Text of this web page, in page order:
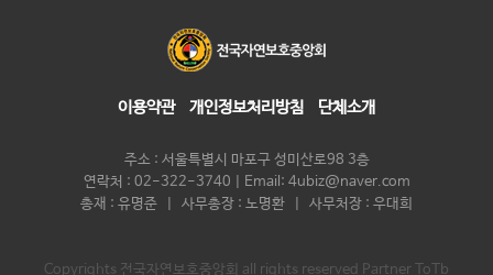
이용약관 개인정보처리방침 단체소개
주소 : 서울특별시 마포구 성미산로98 3층
연락처 : 02-322-3740 | Email: 4ubiz@naver.com
총재 : 유명준 | 사무총장 : 노명환 | 사무처장 : 우대희
Copyrights 전국자연보호중앙회 all rights reserved Partner ToTb